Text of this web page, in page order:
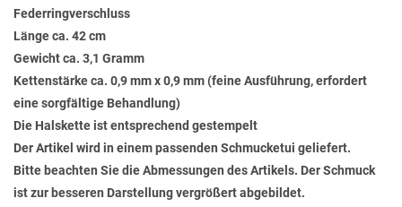
Federringverschluss
Länge ca. 42 cm
Gewicht ca. 3,1 Gramm
Kettenstärke ca. 0,9 mm x 0,9 mm (feine Ausführung, erfordert
eine sorgfältige Behandlung)
Die Halskette ist entsprechend gestempelt
Der Artikel wird in einem passenden Schmucketui geliefert.
Bitte beachten Sie die Abmessungen des Artikels. Der Schmuck
ist zur besseren Darstellung vergrößert abgebildet.